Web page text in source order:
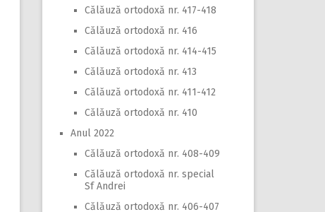
Călăuză ortodoxă nr. 417-418
Călăuză ortodoxă nr. 416
Călăuză ortodoxă nr. 414-415
Călăuză ortodoxă nr. 413
Călăuză ortodoxă nr. 411-412
Călăuză ortodoxă nr. 410
Anul 2022
Călăuză ortodoxă nr. 408-409
Călăuză ortodoxă nr. special
Sf Andrei
Călăuză ortodoxă nr. 406-407